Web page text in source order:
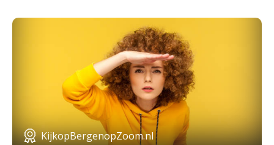
KijkopBergenopZoom.nl